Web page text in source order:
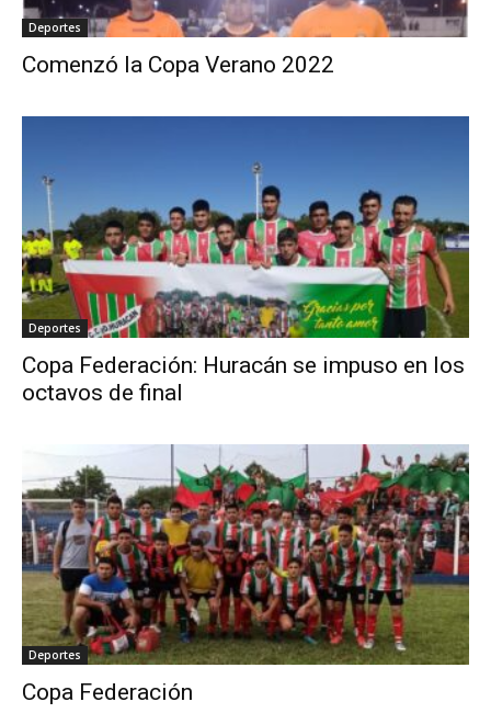
Deportes
Comenzó la Copa Verano 2022
Deportes
Copa Federación: Huracán se impuso en los
octavos de final
Deportes
Copa Federación